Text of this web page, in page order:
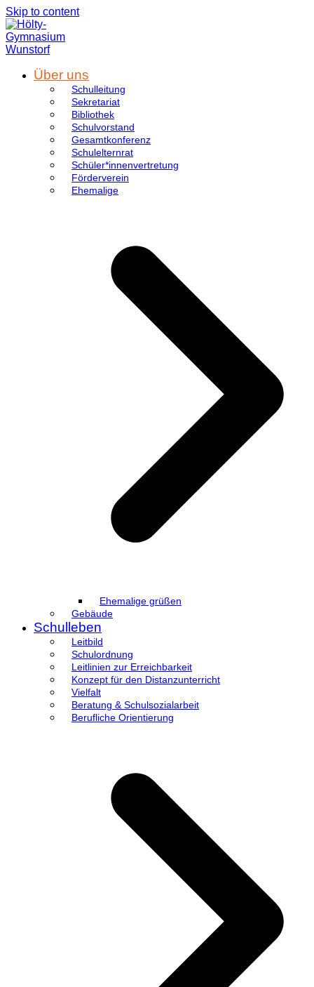
Skip to content
Über uns
Schulleitung
Sekretariat
Bibliothek
Schulvorstand
Gesamtkonferenz
Schulelternrat
Schüler*innenvertretung
Förderverein
Ehemalige
Ehemalige grüßen
Gebäude
Schulleben
Leitbild
Schulordnung
Leitlinien zur Erreichbarkeit
Konzept für den Distanzunterricht
Vielfalt
Beratung & Schulsozialarbeit
Berufliche Orientierung